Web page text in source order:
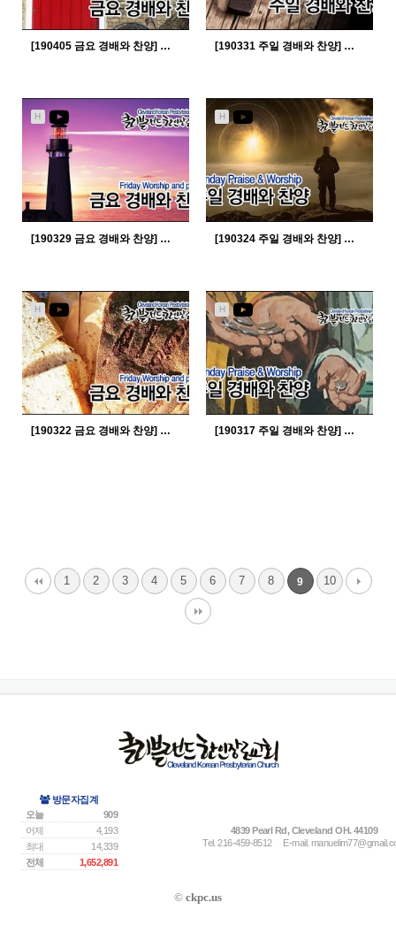
임병회 목사
[190405 금요 경배와 찬양] 주 품에...
임병회 목사
[190331 주일 경배와 찬양] 그 크신 하나님의 사랑...
H
임병회 목사
[190329 금요 경배와 찬양] 아무것도 두려워 말라...
H
임병회 목사
[190324 주일 경배와 찬양] 나보다 나를 잘 아시는 주님...
H
[190322 금요 경배와 찬양] 나보다 나를 잘 아시는 주님...
H
[190317 주일 경배와 찬양] 예수는 나의 힘이요...
1 2 3 4 5 6 7 8 9 10
방문자집계
오늘
909
어제
4,193
최대
14,339
전체
1,652,891
4839 Pearl Rd, Cleveland OH. 44109
Tel. 216-459-8512
E-mail.
© ckpc.us